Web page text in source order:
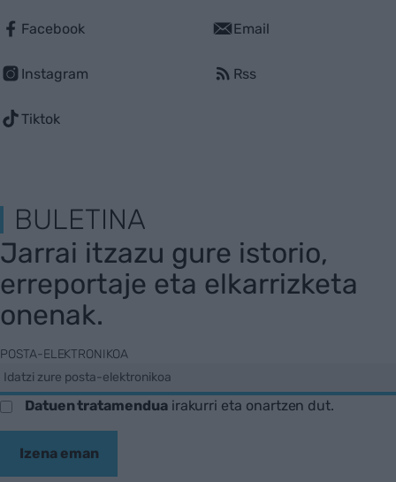
Facebook
Instagram
Tiktok
Email
Rss
BULETINA
Jarrai itzazu gure istorio,
erreportaje eta elkarrizketa
onenak.
POSTA-ELEKTRONIKOA
Datuen tratamenduairakurri eta onartzen dut.
Izena eman